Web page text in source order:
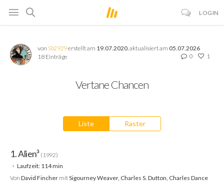
LOGIN
von Sb2929erstellt am 19.07.2020, aktualisiert am 05.07.2026
18 Einträge
0 1
Vertane Chancen
Liste Raster
1. Alien³ (1992)
Laufzeit: 114 min
Von David Fincher mitSigourney Weaver, Charles S. Dutton, Charles Dance